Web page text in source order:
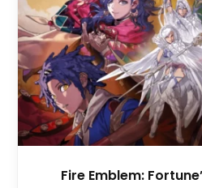
Fire Emblem: